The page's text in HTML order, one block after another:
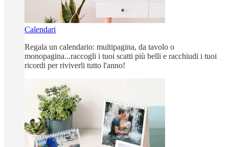
Calendari
Regala un calendario: multipagina, da tavolo o
monopagina...raccogli i tuoi scatti più belli e racchiudi i tuoi
ricordi per riviverli tutto l'anno!